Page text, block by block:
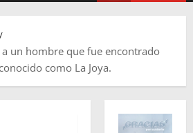
un hombre que fue encontrado
como La Joya.